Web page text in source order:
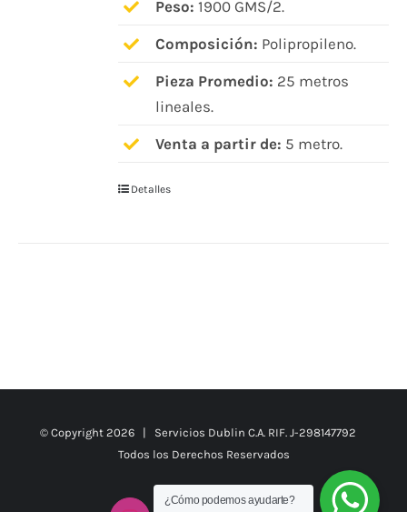
Peso: 1900 GMS/2.
Composición: Polipropileno.
Pieza Promedio: 25 metros
lineales.
Venta a partir de: 5 metro.
Detalles
© Copyright 2026 | Servicios Dublin C.A. RIF. J-298147792
Todos los Derechos Reservados
¿Cómo podemos ayudarte?